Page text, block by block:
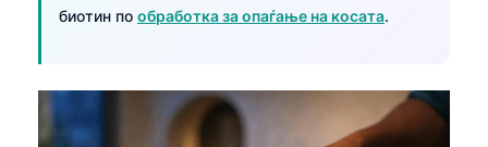
биотин по обработка за опаѓање на косата.